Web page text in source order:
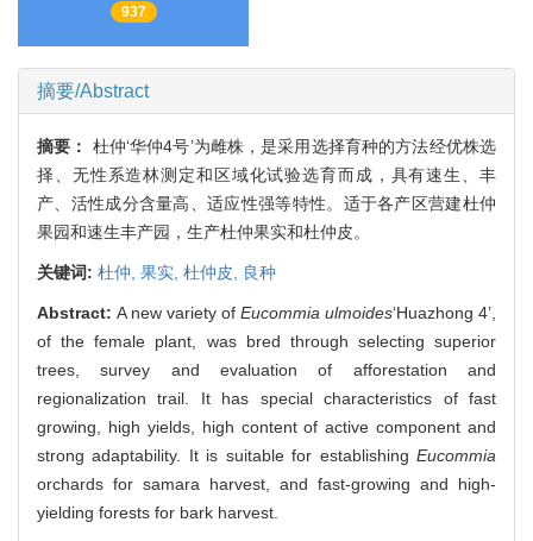
937
摘要/Abstract
摘要： 杜仲‘华仲4号’为雌株，是采用选择育种的方法经优株选
择、无性系造林测定和区域化试验选育而成，具有速生、丰
产、活性成分含量高、适应性强等特性。适于各产区营建杜仲
果园和速生丰产园，生产杜仲果实和杜仲皮。
关键词: 杜仲, 果实, 杜仲皮, 良种
Abstract: A new variety of Eucommia ulmoides‘Huazhong 4’,
of the female plant, was bred through selecting superior
trees, survey and evaluation of afforestation and
regionalization trail. It has special characteristics of fast
growing, high yields, high content of active component and
strong adaptability. It is suitable for establishing Eucommia
orchards for samara harvest, and fast-growing and high-
yielding forests for bark harvest.